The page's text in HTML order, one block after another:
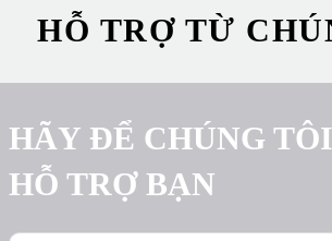
HỖ TRỢ TỪ
HÃY ĐỂ CHÚNG
HỖ TRỢ BẠN